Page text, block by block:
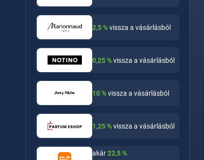
2,5%vissza a vásárlásból
0,25%vissza a vásárlásból
10%vissza a vásárlásból
1,25%vissza a vásárlásból
akár22,5%